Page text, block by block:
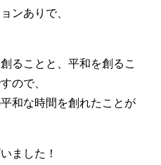
ンありで、
ることと、平和を創るこ
ので、
和な時間を創れたことが
ました！